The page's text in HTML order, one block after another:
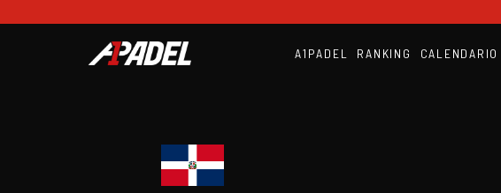
A1PADEL RANKING CALENDARIO